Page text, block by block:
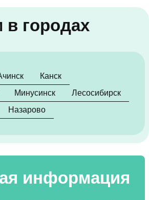
в городах
Канск
Минусинск
Лесосибирск
Назарово
информация